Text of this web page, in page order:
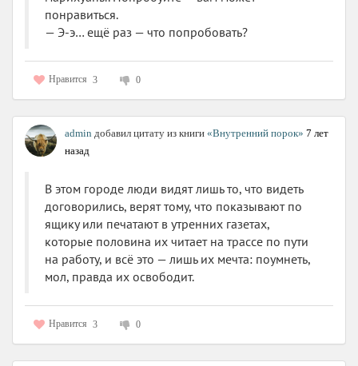
понравиться.
— Э-э… ещё раз — что попробовать?
Нравится 3 0
admin добавил цитату из книги «Внутренний порок» 7 лет
назад
В этом городе люди видят лишь то, что видеть
договорились, верят тому, что показывают по
ящику или печатают в утренних газетах,
которые половина их читает на трассе по пути
на работу, и всё это — лишь их мечта: поумнеть,
мол, правда их освободит.
Нравится 3 0